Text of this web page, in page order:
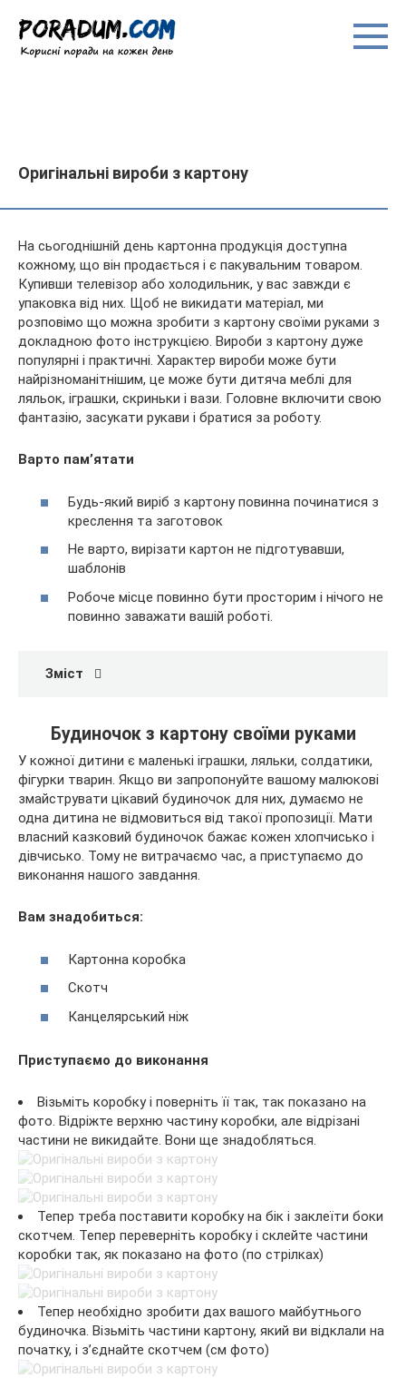
вмісту
Оригінальні вироби з картону
На сьогоднішній день картонна продукція доступна
кожному, що він продається і є пакувальним товаром.
Купивши телевізор або холодильник, у вас завжди є
упаковка від них. Щоб не викидати матеріал, ми
розповімо що можна зробити з картону своїми руками з
докладною фото інструкцією. Вироби з картону дуже
популярні і практичні. Характер вироби може бути
найрізноманітнішим, це може бути дитяча меблі для
ляльок, іграшки, скриньки і вази. Головне включити свою
фантазію, засукати рукави і братися за роботу.
Варто пам’ятати
Будь-який виріб з картону повинна починатися з
креслення та заготовок
Не варто, вирізати картон не підготувавши,
шаблонів
Робоче місце повинно бути просторим і нічого не
повинно заважати вашій роботі.
Зміст
Будиночок з картону своїми руками
У кожної дитини є маленькі іграшки, ляльки, солдатики,
фігурки тварин. Якщо ви запропонуйте вашому малюкові
змайструвати цікавий будиночок для них, думаємо не
одна дитина не відмовиться від такої пропозиції. Мати
власний казковий будиночок бажає кожен хлопчисько і
дівчисько. Тому не витрачаємо час, а приступаємо до
виконання нашого завдання.
Вам знадобиться:
Картонна коробка
Скотч
Канцелярський ніж
Приступаємо до виконання
Візьміть коробку і поверніть її так, так показано на
фото. Відріжте верхню частину коробки, але відрізані
частини не викидайте. Вони ще знадобляться.
Тепер треба поставити коробку на бік і заклеїти боки
скотчем. Тепер переверніть коробку і склейте частини
коробки так, як показано на фото (по стрілках)
Тепер необхідно зробити дах вашого майбутнього
будиночка. Візьміть частини картону, який ви відклали на
початку, і з’єднайте скотчем (см фото)